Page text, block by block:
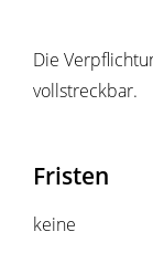
Die
vollstreckbar.
Fristen
keine